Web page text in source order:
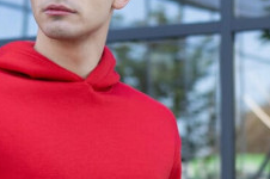
Лосини
Джинси
Куртка й штани